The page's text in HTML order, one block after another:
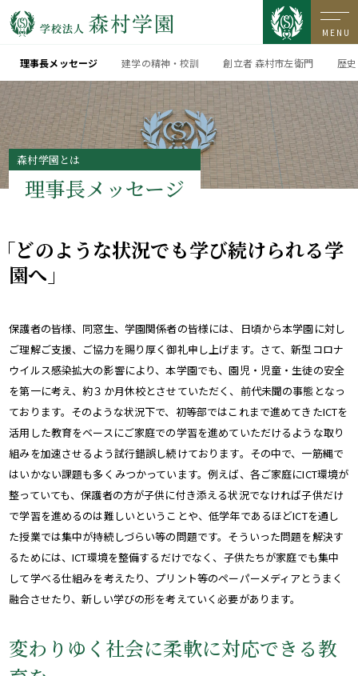
MENU
理事長メッセージ 建学の精神・校訓 創立者 森村市左衛門 歴
森村学園とは
理事長メッセージ
どのような状況でも学び続けられる学
園へ」
保護者の皆様、同窓生、学園関係者の皆様には、日頃から本学園に対し
ご理解ご支援、ご協力を賜り厚く御礼申し上げます。さて、新型コロナ
ウイルス感染拡大の影響により、本学園でも、園児・児童・生徒の安全
を第一に考え、約３か月休校とさせていただく、前代未聞の事態となっ
ております。そのような状況下で、初等部ではこれまで進めてきたICTを
活用した教育をベースにご家庭での学習を進めていただけるような取り
組みを加速させるよう試行錯誤し続けております。その中で、一筋縄で
はいかない課題も多くみつかっています。例えば、各ご家庭にICT環境が
整っていても、保護者の方が子供に付き添える状況でなければ子供だけ
で学習を進めるのは難しいということや、低学年であるほどICTを通し
た授業では集中が持続しづらい等の問題です。そういった問題を解決す
るためには、ICT環境を整備するだけでなく、子供たちが家庭でも集中
して学べる仕組みを考えたり、プリント等のペーパーメディアとうまく
融合させたり、新しい学びの形を考えていく必要があります。
変わりゆく社会に柔軟に対応できる教